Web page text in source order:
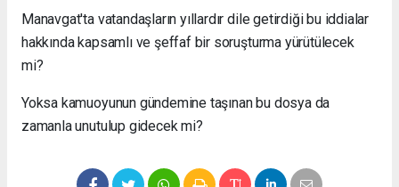
Manavgat'ta vatandaşların yıllardır dile getirdiği bu iddialar
hakkında kapsamlı ve şeffaf bir soruşturma yürütülecek
mi?
Yoksa kamuoyunun gündemine taşınan bu dosya da
zamanla unutulup gidecek mi?